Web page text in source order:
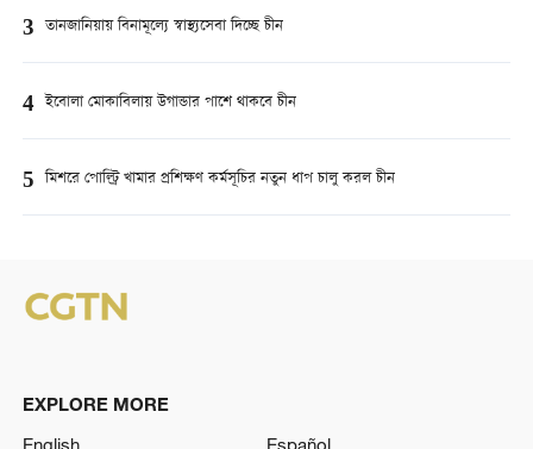
3 তানজানিয়ায় বিনামূল্যে স্বাস্থ্যসেবা দিচ্ছে চীন
4 ইবোলা মোকাবিলায় উগান্ডার পাশে থাকবে চীন
5 মিশরে পোল্ট্রি খামার প্রশিক্ষণ কর্মসূচির নতুন ধাপ চালু করল চীন
EXPLORE MORE
English
Español